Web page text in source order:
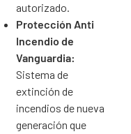
autorizado.
Protección Anti
Incendio de
Vanguardia:
Sistema de
extinción de
incendios de nueva
generación que